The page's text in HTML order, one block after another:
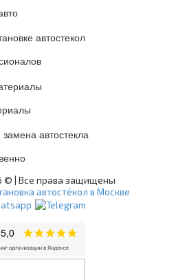
© | Все права защищены
автостёкол в Москве